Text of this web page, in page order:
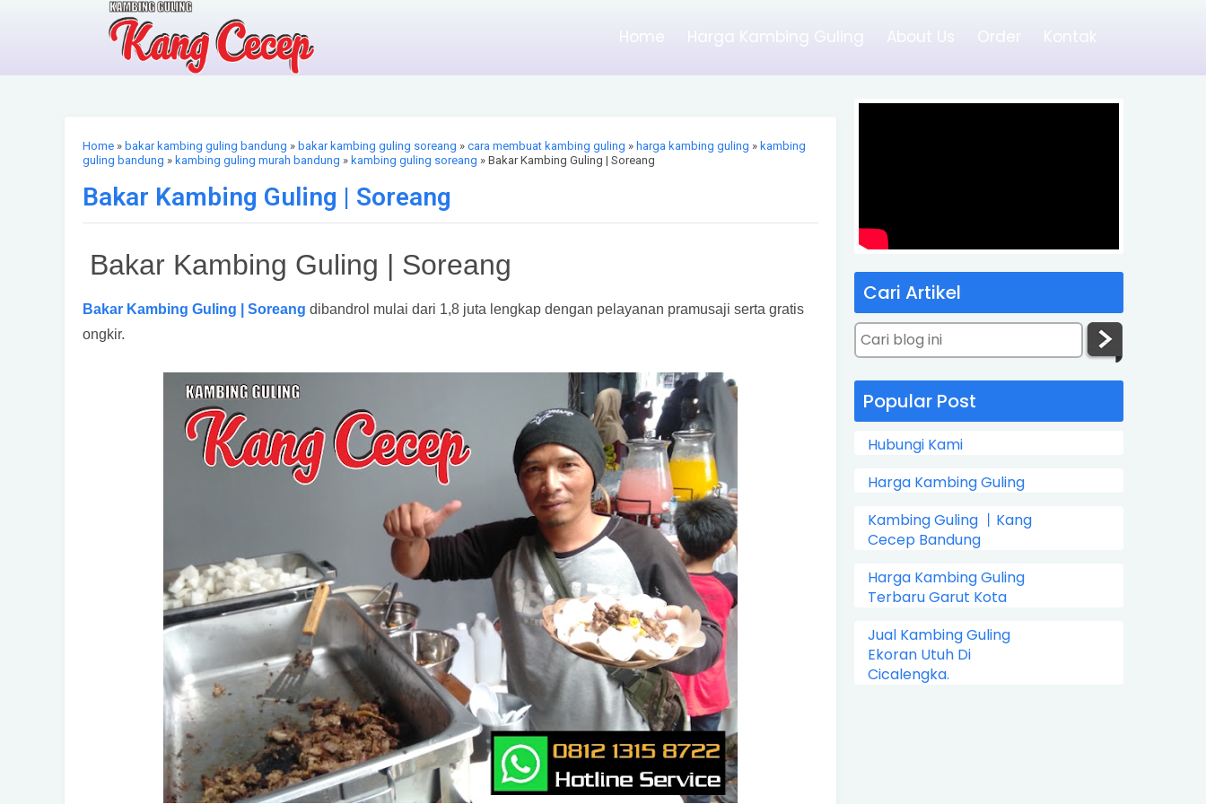
Home Harga Kambing Guling About Us Order Kontak
Home » bakar kambing guling bandung » bakar kambing guling soreang » cara membuat kambing guling » harga kambing guling » kambing
guling bandung » kambing guling murah bandung » kambing guling soreang » Bakar Kambing Guling | Soreang
Bakar Kambing Guling | Soreang
Bakar Kambing Guling | Soreang
Bakar Kambing Guling | Soreang dibandrol mulai dari 1,8 juta lengkap dengan pelayanan pramusaji serta gratis
ongkir.
Cari Artikel
Popular Post
Hubungi Kami
Harga Kambing Guling
Kambing Guling 丨Kang
Cecep Bandung
Harga Kambing Guling
Terbaru Garut Kota
Jual Kambing Guling
Ekoran Utuh Di
Cicalengka.